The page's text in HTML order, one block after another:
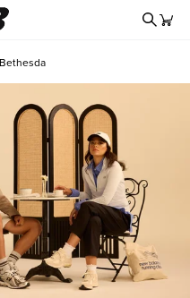
Bethesda